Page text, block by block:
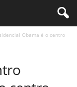
Obama é o centro